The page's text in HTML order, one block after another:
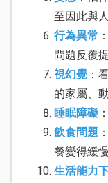
至因此與
行為異常
問題反覆
視幻覺：
的家屬、
睡眠障礙
飲食問題
餐變得緩慢
生活能力